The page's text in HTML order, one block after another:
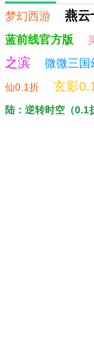
梦幻西游 燕云
蓝前线官方版
之滨
微微三国
仙0.1折 玄影
陆：逆转时空（0.1